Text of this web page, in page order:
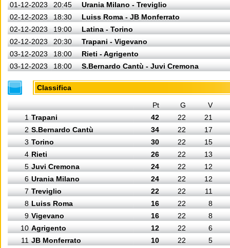
01-12-2023 20:45
Urania Milano - Treviglio
02-12-2023
18:30
Luiss Roma - JB Monferrato
02-12-2023
19:00
Latina - Torino
02-12-2023
20:30
Trapani - Vigevano
03-12-2023
18:00
Rieti - Agrigento
03-12-2023
18:00 S.Bernardo Cantù - Juvi Cremona
Classifica
Pt G
V
1 Trapani 42 22
21
2 S.Bernardo Cantù 34 22
17
3 Torino 30 22
15
4 Rieti 26 22
13
5 Juvi Cremona 24 22
12
6 Urania Milano 24 22
12
7 Treviglio 22 22
11
8 Luiss Roma 16 22
8
9 Vigevano 16 22
8
10 Agrigento 12 22
6
11 JB Monferrato 10 22
5